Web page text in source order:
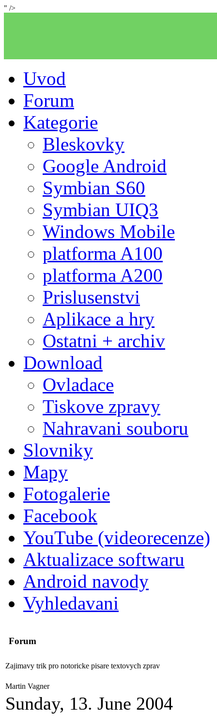
" />
Uvod
Forum
Kategorie
Bleskovky
Google Android
Symbian S60
Symbian UIQ3
Windows Mobile
platforma A100
platforma A200
Prislusenstvi
Aplikace a hry
Ostatni + archiv
Download
Ovladace
Tiskove zpravy
Nahravani souboru
Slovniky
Mapy
Fotogalerie
Facebook
YouTube (videorecenze)
Aktualizace softwaru
Android navody
Vyhledavani
Forum
Zajimavy trik pro notoricke pisare textovych zprav
Martin Vagner
Sunday, 13. June 2004